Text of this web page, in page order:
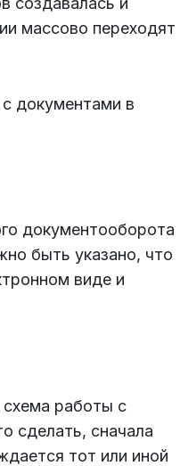
массово переходят
документами в
документооборота
быть указано, что
виде и
работы с
сделать, сначала
тот или иной